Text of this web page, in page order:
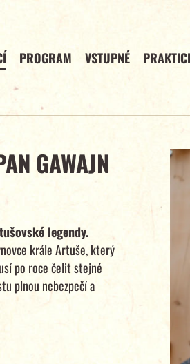
PROGRAM VSTUPNÉ
GAWAJN
legendy.
krále Artuše, který
po roce čelit stejné
plnou nebezpečí a